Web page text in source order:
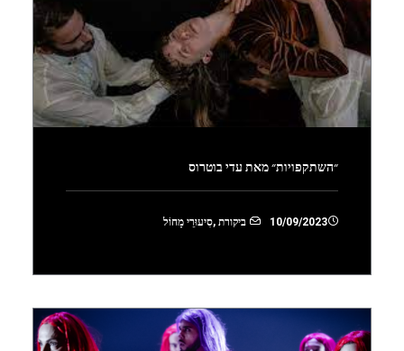
״השתקפויות״ מאת עדי בוטרוס
10/09/2023 ביקורת ,סִיעוּרֵי מָחוֹל